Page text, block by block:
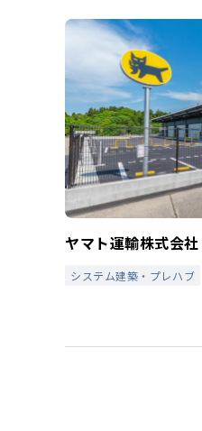
ヤマト運輸株式会
システム建築・プレハブ